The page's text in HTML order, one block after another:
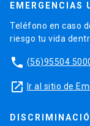
EMERGENCIAS
Teléfono en caso
riesgo tu vida
phone (56)95504
launch Ir al sitio de